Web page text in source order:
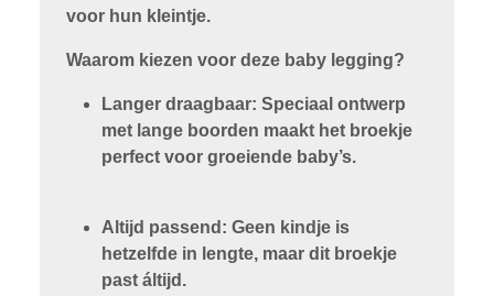
voor hun kleintje.
Waarom kiezen voor deze baby legging?
Langer draagbaar: Speciaal ontwerp
met lange boorden maakt het broekje
perfect voor groeiende baby’s.
Altijd passend: Geen kindje is
hetzelfde in lengte, maar dit broekje
past áltijd.